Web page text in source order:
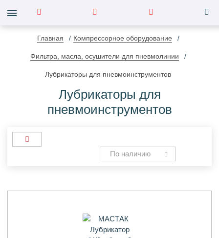
Главная Компрессорное оборудование
Фильтра, масла, осушители для пневмолинии
Лубрикаторы для пневмоинструментов
Лубрикаторы для
пневмоинструментов
По наличию